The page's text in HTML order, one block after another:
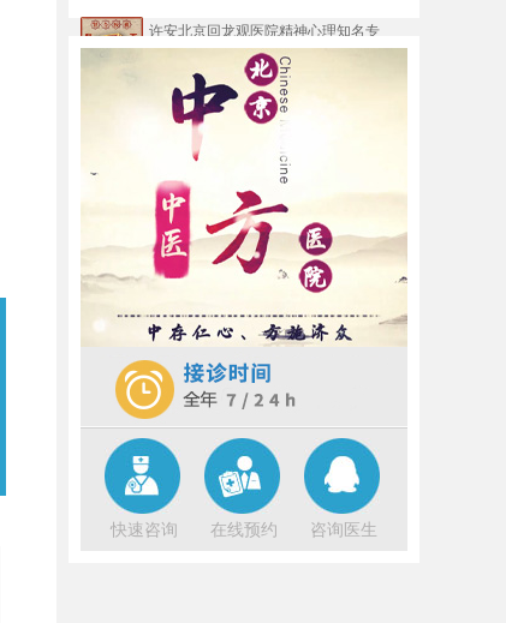
许安北京回龙观医院精神心理知名专
家精神医学首席专家毕业于首都医科
大学，从事精神医学和心理教育临床
工作40余年，熟练掌握精神分裂、抑
郁、焦虑等 精神疾病 的诊疗技
中国中医科学院西苑医院是中国中医
科学院的附属医院和第一临床医药研
究所（第二是广安门医院）这样看西
苑医院的实力和地位就比较了解了。
西苑在北京这几所中医院是大哥的话
[详细]
快速咨询 在线预约 咨询医生